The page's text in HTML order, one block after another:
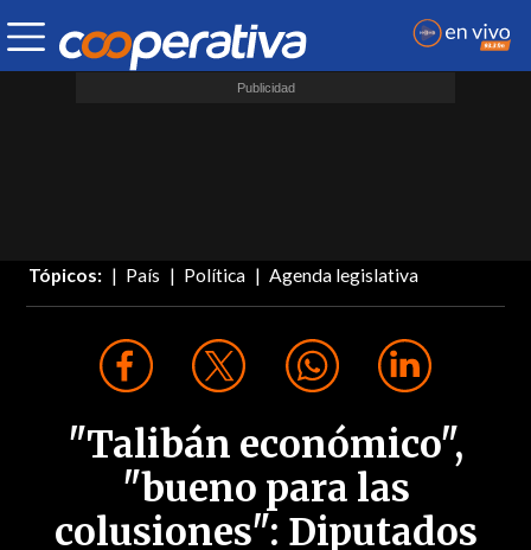
Tópicos: País Política Agenda legislativa
"Talibán económico",
"bueno para las
colusiones": Diputados